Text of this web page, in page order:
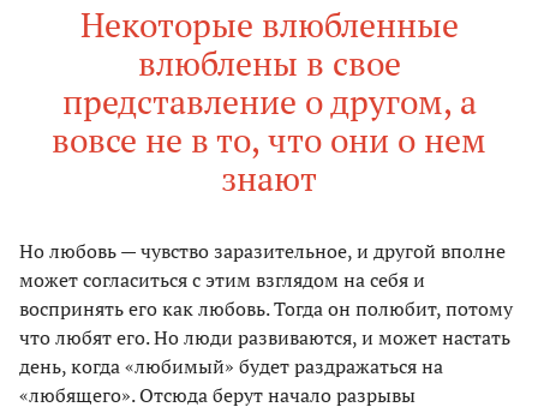
Некоторые влюбленные
влюблены в свое
представление о другом, а
вовсе не в то, что они о нем
знают
Но любовь — чувство заразительное, и другой вполне
может согласиться с этим взглядом на себя и
воспринять его как любовь. Тогда он полюбит, потому
что любят его. Но люди развиваются, и может настать
день, когда «любимый» будет раздражаться на
«любящего». Отсюда берут начало разрывы